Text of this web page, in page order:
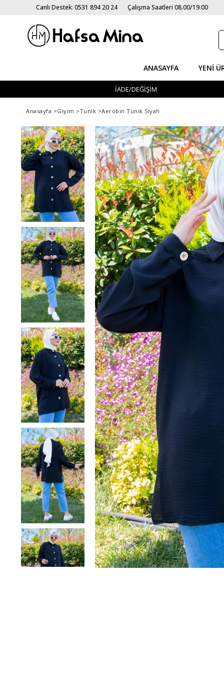
Canlı Destek: 0531 894 20 24 Çalışma Saatleri 08.00/19.00
ANASAYFA YENI
İADE/DEĞİŞİM
Anasayfa >Giyim >Tunik >Aerobin Tunik Siyah